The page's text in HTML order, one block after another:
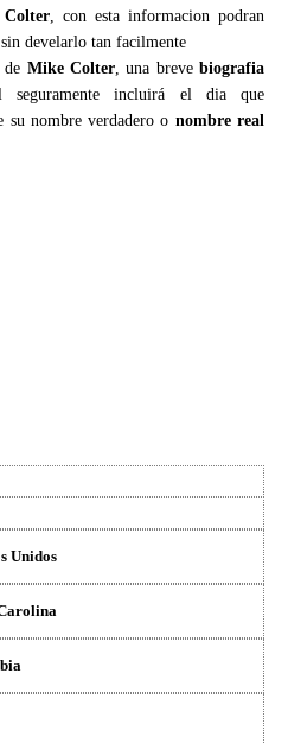
, con esta informacion podran
sin develarlo tan facilmente
de Mike Colter, una brevebiografia
seguramente incluirá el dia que
nombre verdadero o nombre real
Unidos